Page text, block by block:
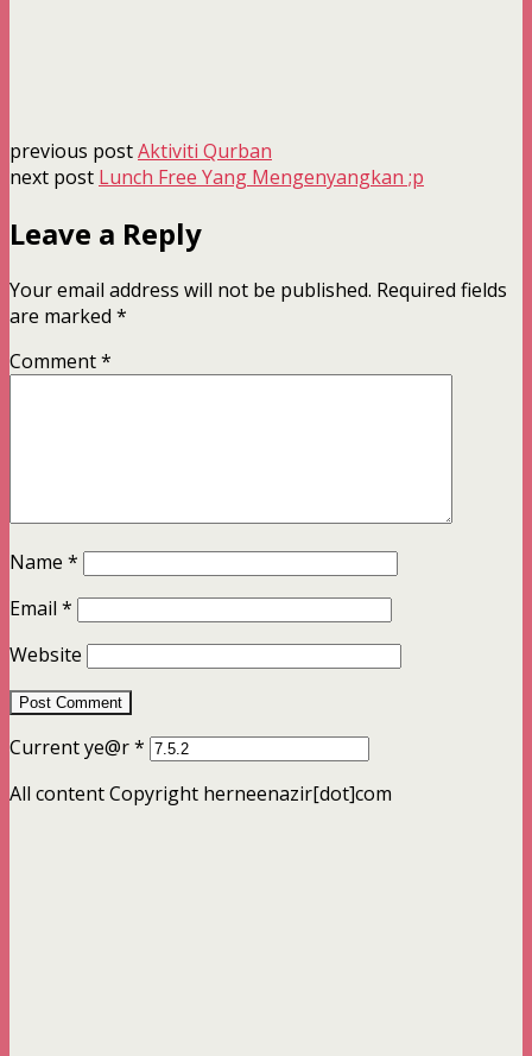
previous postAktiviti Qurban
next post Lunch Free Yang Mengenyangkan ;p
Leave a Reply
Your email address will not be published. Required fields
are marked *
Comment*
Name *
Email *
Website
Current ye@r*
All content Copyright herneenazir[dot]com